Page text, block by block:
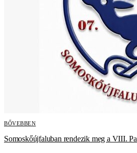
BŐVEBBEN
Somoskőújfaluban rendezik meg a VIII.